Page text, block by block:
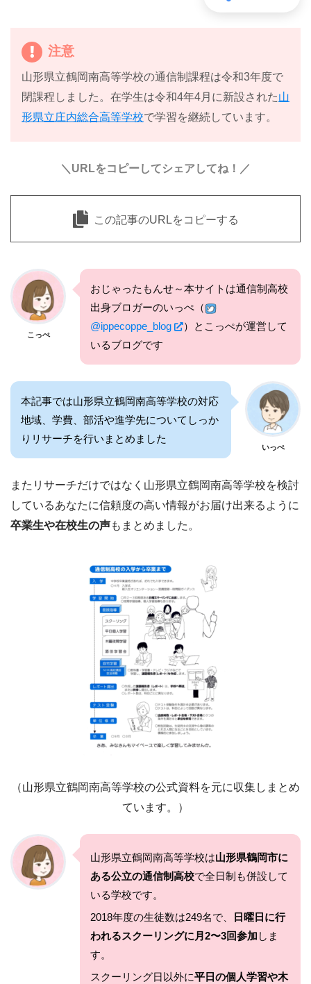
注意
山形県立鶴岡南高等学校の通信制課程は令和3年度で
閉課程しました。在学生は令和4年4月に新設された山
形県立庄内総合高等学校で学習を継続しています。
＼URLをコピーしてシェアしてね！／
この記事のURLをコピーする
こっぺ
おじゃったもんせ～本サイトは通信制高校
出身ブロガーのいっぺ（
@ippecoppe_blog
）とこっぺが運営して
いるブログです
本記事では山形県立鶴岡南高等学校の対応
地域、学費、部活や進学先についてしっか
りリサーチを行いまとめました
いっぺ
またリサーチだけではなく山形県立鶴岡南高等学校を検討
しているあなたに信頼度の高い情報がお届け出来るように
卒業生や在校生の声もまとめました。
（山形県立鶴岡南高等学校の公式資料を元に収集しまとめ
ています。）
山形県立鶴岡南高等学校は山形県鶴岡市に
ある公立の通信制高校で全日制も併設して
いる学校です。
2018年度の生徒数は249名で、
日曜日に行
われるスクーリングに月2〜3回参加 しま
す。
スクーリング日以外に平日の個人学習や木